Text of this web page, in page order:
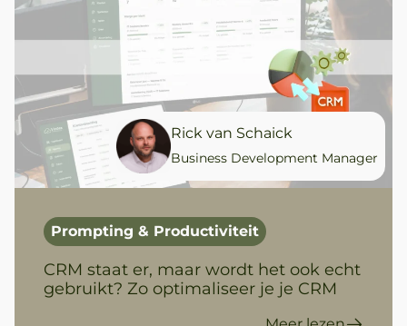
Rick van Schaick
Business Development Manager
Prompting & Productiviteit
CRM staat er, maar wordt het ook echt
gebruikt? Zo optimaliseer je je CRM